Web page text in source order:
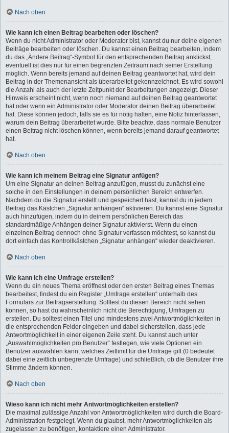
Nach oben
Wie kann ich einen Beitrag bearbeiten oder löschen?
Wenn du nicht Administrator oder Moderator bist, kannst du nur deine eigenen
Beiträge bearbeiten oder löschen. Du kannst einen Beitrag bearbeiten, indem
du das „Ändere Beitrag“-Symbol für den entsprechenden Beitrag anklickst;
eventuell ist dies nur für einen begrenzten Zeitraum nach seiner Erstellung
möglich. Wenn bereits jemand auf deinen Beitrag geantwortet hat, wird dein
Beitrag in der Themenansicht als überarbeitet gekennzeichnet. Es wird sowohl
die Anzahl als auch der letzte Zeitpunkt der Bearbeitungen angezeigt. Dieser
Hinweis erscheint nicht, wenn noch niemand auf deinen Beitrag geantwortet
hat oder wenn ein Administrator oder Moderator deinen Beitrag überarbeitet
hat. Diese können jedoch, falls sie es für nötig halten, eine Notiz hinterlassen,
warum dein Beitrag überarbeitet wurde. Bitte beachte, dass normale Benutzer
einen Beitrag nicht löschen können, wenn bereits jemand darauf geantwortet
hat.
Nach oben
Wie kann ich meinem Beitrag eine Signatur anfügen?
Um eine Signatur an deinen Beitrag anzufügen, musst du zunächst eine
solche in den Einstellungen in deinem persönlichen Bereich entwerfen.
Nachdem du die Signatur erstellt und gespeichert hast, kannst du in jedem
Beitrag das Kästchen „Signatur anhängen“ aktivieren. Du kannst eine Signatur
auch hinzufügen, indem du in deinem persönlichen Bereich das
standardmäßige Anhängen deiner Signatur aktivierst. Wenn du einen
einzelnen Beitrag dennoch ohne Signatur verfassen möchtest, so kannst du
dort einfach das Kontrollkästchen „Signatur anhängen“ wieder deaktivieren.
Nach oben
Wie kann ich eine Umfrage erstellen?
Wenn du ein neues Thema eröffnest oder den ersten Beitrag eines Themas
bearbeitest, findest du ein Register „Umfrage erstellen“ unterhalb des
Formulars zur Beitragserstellung. Solltest du diesen Bereich nicht sehen
können, so hast du wahrscheinlich nicht die Berechtigung, Umfragen zu
erstellen. Du solltest einen Titel und mindestens zwei Antwortmöglichkeiten in
die entsprechenden Felder eingeben und dabei sicherstellen, dass jede
Antwortmöglichkeit in einer eigenen Zeile steht. Du kannst auch unter
„Auswahlmöglichkeiten pro Benutzer“ festlegen, wie viele Optionen ein
Benutzer auswählen kann, welches Zeitlimit für die Umfrage gilt (0 bedeutet
dabei eine zeitlich unbegrenzte Umfrage) und schließlich, ob die Benutzer ihre
Stimme ändern können.
Nach oben
Wieso kann ich nicht mehr Antwortmöglichkeiten erstellen?
Die maximal zulässige Anzahl von Antwortmöglichkeiten wird durch die Board-
Administration festgelegt. Wenn du glaubst, mehr Antwortmöglichkeiten als
zugelassen zu benötigen, kontaktiere einen Administrator.